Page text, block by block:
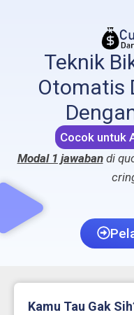
Teknik
Otomatis
Cocok untuk
Modal 1 jawabandi
Kamu Tau Gak